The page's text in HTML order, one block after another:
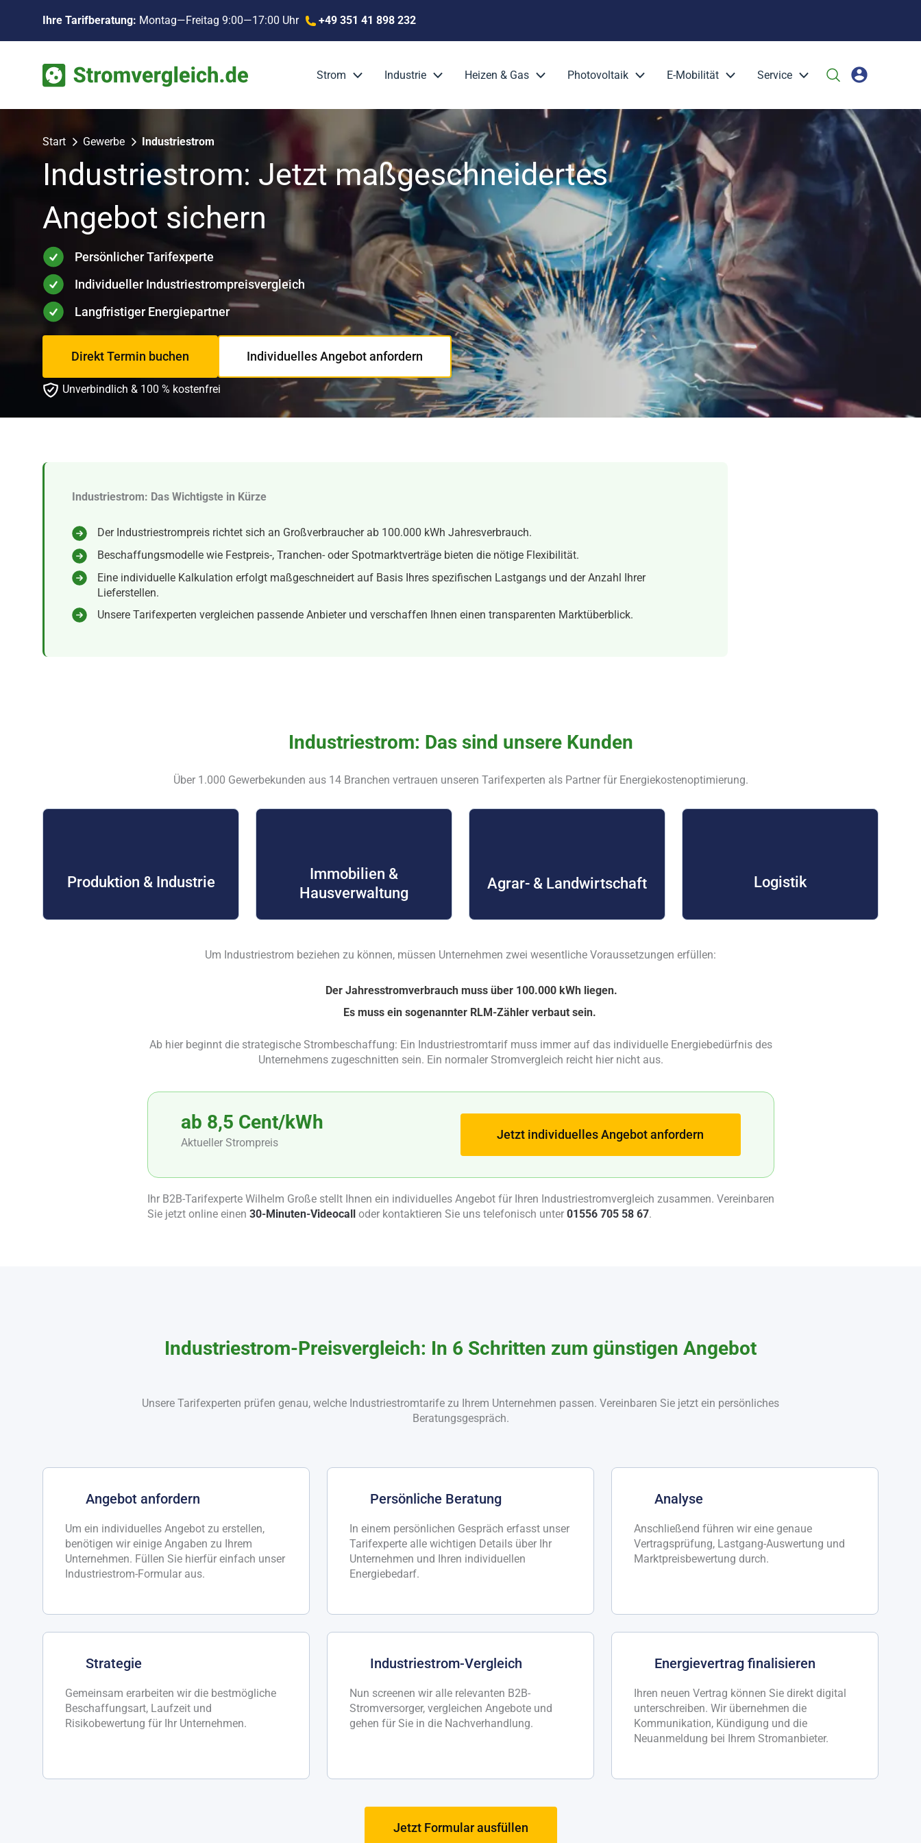
Ihre Tarifberatung: Montag—Freitag 9:00—17:00 Uhr +49 351 41 898 232
Strom Industrie Heizen & Gas Photovoltaik E-Mobilität Service
Start Gewerbe Industriestrom
Industriestrom: Jetzt maßgeschneidertes
Angebot sichern
Persönlicher Tarifexperte
Individueller Industriestrompreisvergleich
Langfristiger Energiepartner
Direkt Termin buchen Individuelles Angebot anfordern
Unverbindlich & 100 % kostenfrei
Industriestrom: Das Wichtigste in Kürze
Der Industriestrompreis richtet sich an Großverbraucher ab 100.000 kWh Jahresverbrauch.
Beschaffungsmodelle wie Festpreis-, Tranchen- oder Spotmarktverträge bieten die nötige Flexibilität.
Eine individuelle Kalkulation erfolgt maßgeschneidert auf Basis Ihres spezifischen Lastgangs und der Anzahl Ihrer
Lieferstellen.
Unsere Tarifexperten vergleichen passende Anbieter und verschaffen Ihnen einen transparenten Marktüberblick.
Industriestrom: Das sind unsere Kunden
Über 1.000 Gewerbekunden aus 14 Branchen vertrauen unseren Tarifexperten als Partner für Energiekostenoptimierung.
Produktion & Industrie
Immobilien &
Hausverwaltung
Agrar- & Landwirtschaft Logistik
Um Industriestrom beziehen zu können, müssen Unternehmen zwei wesentliche Voraussetzungen erfüllen:
Der Jahresstromverbrauch muss über 100.000 kWh liegen.
Es muss ein sogenannter RLM-Zähler verbaut sein.
Ab hier beginnt die strategische Strombeschaffung: Ein Industriestromtarif muss immer auf das individuelle Energiebedürfnis des
Unternehmens zugeschnitten sein. Ein normaler Stromvergleich reicht hier nicht aus.
ab 8,5 Cent/kWh
Aktueller Strompreis
Jetzt individuelles Angebot anfordern
Ihr B2B-Tarifexperte Wilhelm Große stellt Ihnen ein individuelles Angebot für Ihren Industriestromvergleich zusammen. Vereinbaren
Sie jetzt online einen 30-Minuten-Videocall oder kontaktieren Sie uns telefonisch unter 01556 705 58 67.
Industriestrom-Preisvergleich: In 6 Schritten zum günstigen Angebot
Unsere Tarifexperten prüfen genau, welche Industriestromtarife zu Ihrem Unternehmen passen. Vereinbaren Sie jetzt ein persönliches
Beratungsgespräch.
Angebot anfordern
Um ein individuelles Angebot zu erstellen,
benötigen wir einige Angaben zu Ihrem
Unternehmen. Füllen Sie hierfür einfach unser
Industriestrom-Formular aus.
Persönliche Beratung
In einem persönlichen Gespräch erfasst unser
Tarifexperte alle wichtigen Details über Ihr
Unternehmen und Ihren individuellen
Energiebedarf.
Analyse
Anschließend führen wir eine genaue
Vertragsprüfung, Lastgang-Auswertung und
Marktpreisbewertung durch.
Strategie
Gemeinsam erarbeiten wir die bestmögliche
Beschaffungsart, Laufzeit und
Risikobewertung für Ihr Unternehmen.
Industriestrom-Vergleich
Nun screenen wir alle relevanten B2B-
Stromversorger, vergleichen Angebote und
gehen für Sie in die Nachverhandlung.
Energievertrag finalisieren
Ihren neuen Vertrag können Sie direkt digital
unterschreiben. Wir übernehmen die
Kommunikation, Kündigung und die
Neuanmeldung bei Ihrem Stromanbieter.
Jetzt Formular ausfüllen